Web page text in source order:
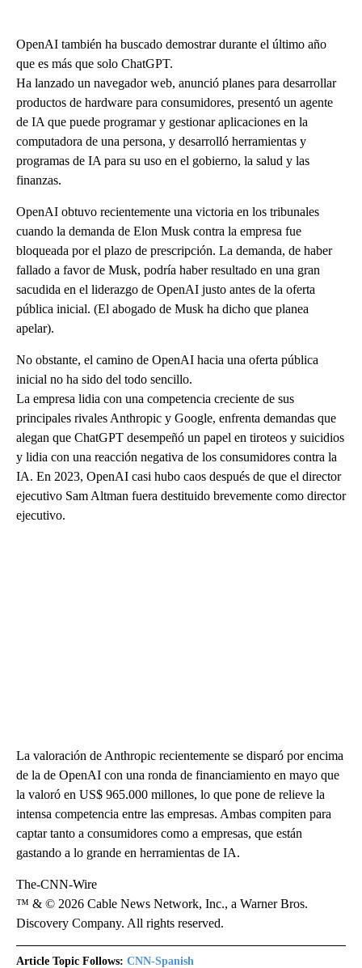
OpenAI también ha buscado demostrar durante el último año
que es más que solo ChatGPT.
Ha lanzado un navegador web, anunció planes para desarrollar
productos de hardware para consumidores, presentó un agente
de IA que puede programar y gestionar aplicaciones en la
computadora de una persona, y desarrolló herramientas y
programas de IA para su uso en el gobierno, la salud y las
finanzas.
OpenAI obtuvo recientemente una victoria en los tribunales
cuando la demanda de Elon Musk contra la empresa fue
bloqueada por el plazo de prescripción. La demanda, de haber
fallado a favor de Musk, podría haber resultado en una gran
sacudida en el liderazgo de OpenAI justo antes de la oferta
pública inicial. (El abogado de Musk ha dicho que planea
apelar).
No obstante, el camino de OpenAI hacia una oferta pública
inicial no ha sido del todo sencillo.
La empresa lidia con una competencia creciente de sus
principales rivales Anthropic y Google, enfrenta demandas que
alegan que ChatGPT desempeñó un papel en tiroteos y suicidios
y lidia con una reacción negativa de los consumidores contra la
IA. En 2023, OpenAI casi hubo caos después de que el director
ejecutivo Sam Altman fuera destituido brevemente como director
ejecutivo.
La valoración de Anthropic recientemente se disparó por encima
de la de OpenAI con una ronda de financiamiento en mayo que
la valoró en US$ 965.000 millones, lo que pone de relieve la
intensa competencia entre las empresas. Ambas compiten para
captar tanto a consumidores como a empresas, que están
gastando a lo grande en herramientas de IA.
The-CNN-Wire
™ & © 2026 Cable News Network, Inc., a Warner Bros.
Discovery Company. All rights reserved.
Article Topic Follows: CNN-Spanish